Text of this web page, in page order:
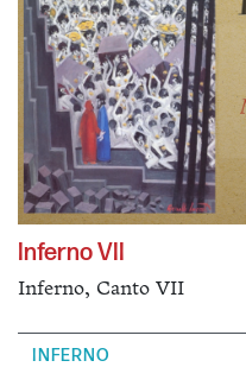
Inferno VII
Inferno, Canto VII
INFERNO